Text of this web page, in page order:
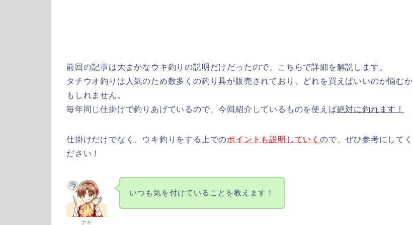
前回の記事は大まかなウキ釣りの説明だけだったので、こちらで詳細を解説します。
タチウオ釣りは人気のため数多くの釣り具が販売されており、どれを買えばいいのか悩むか
もしれません。
毎年同じ仕掛けで釣りあげているので、今回紹介しているものを使えば絶対に釣れます！
仕掛けだけでなく、ウキ釣りをする上でのポイントも説明していくので、ぜひ参考にしてく
ださい！
ナギ
いつも気を付けていることを教えます！